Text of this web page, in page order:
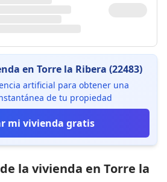
en Torre la Ribera (22483)
artificial para obtener una
de tu propiedad
mi vivienda gratis
la vivienda en Torre la